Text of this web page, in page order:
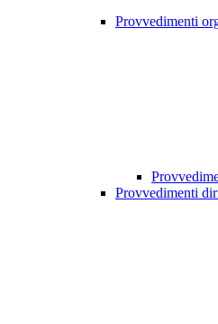
Provvedimenti
Provvedimenti